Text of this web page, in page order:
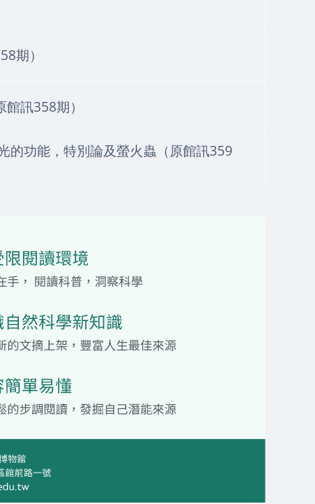
期）
訊358期）
的功能，特別論及螢火蟲（原館訊359